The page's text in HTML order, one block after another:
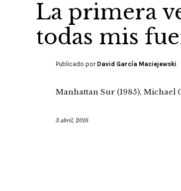
La primera
todas mis
Publicado por David García Maciejewski
Manhattan Sur (1985), Michael
3 abril, 2016